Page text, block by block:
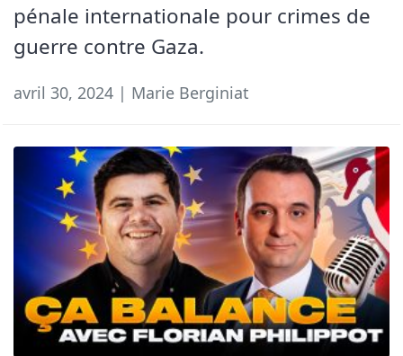
pénale internationale pour crimes de
guerre contre Gaza.
avril 30, 2024 | Marie Berginiat